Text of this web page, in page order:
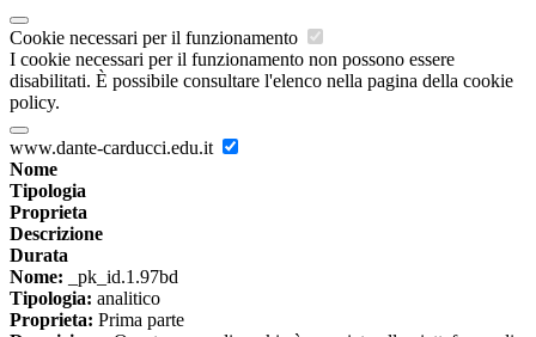
Cookie necessari per il funzionamento
I cookie necessari per il funzionamento non possono essere
disabilitati. È possibile consultare l'elenco nella pagina della cookie
policy.
www.dante-carducci.edu.it
Nome
Tipologia
Proprieta
Descrizione
Durata
Nome: _pk_id.1.97bd
Tipologia: analitico
Proprieta: Prima parte